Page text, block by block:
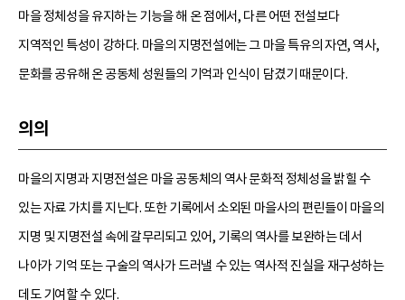
마을 정체성을 유지하는 기능을 해 온 점에서, 다른 어떤 전설보다
지역적인 특성이 강하다. 마을의 지명전설에는 그 마을 특유의 자연, 역사,
문화를 공유해 온 공동체 성원들의 기억과 인식이 담겼기 때문이다.
의의
마을의 지명과 지명전설은 마을 공동체의 역사 문화적 정체성을 밝힐 수
있는 자료 가치를 지닌다. 또한 기록에서 소외된 마을사의 편린들이 마을의
지명 및 지명전설 속에 갈무리되고 있어, 기록의 역사를 보완하는 데서
나아가 기억 또는 구술의 역사가 드러낼 수 있는 역사적 진실을 재구성하는
데도 기여할 수 있다.